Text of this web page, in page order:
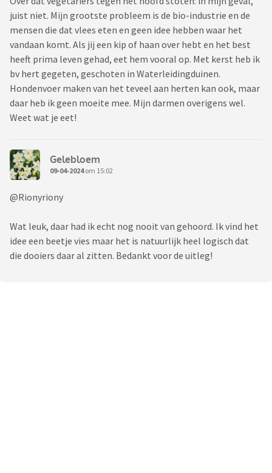
juist niet. Mijn grootste probleem is de bio-industrie en de
mensen die dat vlees eten en geen idee hebben waar het
vandaan komt. Als jij een kip of haan over hebt en het best
heeft prima leven gehad, eet hem vooral op. Met kerst heb ik
bv hert gegeten, geschoten in Waterleidingduinen.
Hondenvoer maken van het teveel aan herten kan ook, maar
daar heb ik geen moeite mee. Mijn darmen overigens wel.
Weet wat je eet!
Gelebloem
09-04-2024om 15:02
@Rionyriony
Wat leuk, daar had ik echt nog nooit van gehoord. Ik vind het
idee een beetje vies maar het is natuurlijk heel logisch dat
die dooiers daar al zitten. Bedankt voor de uitleg!